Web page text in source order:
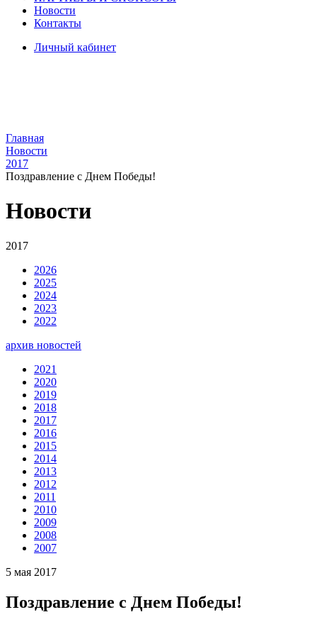
Новости
Контакты
Личный кабинет
Главная
Новости
2017
Поздравление с Днем Победы!
Новости
2017
2026
2025
2024
2023
2022
архив новостей
2021
2020
2019
2018
2017
2016
2015
2014
2013
2012
2011
2010
2009
2008
2007
5 мая 2017
Поздравление с Днем Победы!